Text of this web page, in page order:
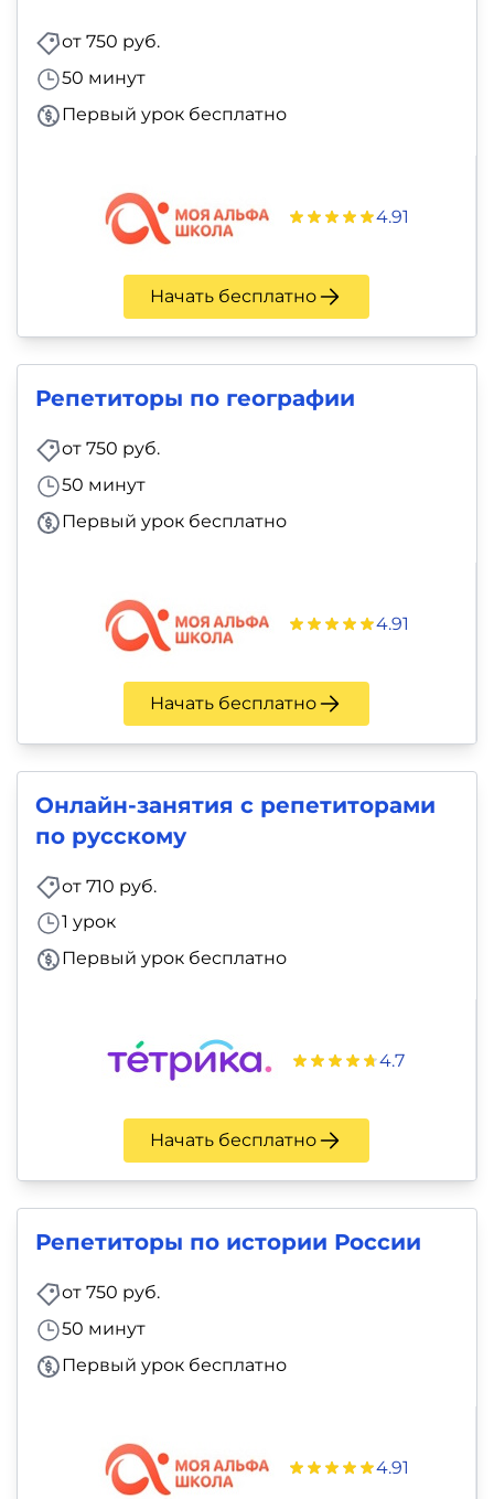
от 750 руб.
50 минут
Первый урок бесплатно
4.91
Начать бесплатно
Репетиторы по географии
от 750 руб.
50 минут
Первый урок бесплатно
4.91
Начать бесплатно
Онлайн-занятия с репетиторами
по русскому
от 710 руб.
1 урок
Первый урок бесплатно
4.7
Начать бесплатно
Репетиторы по истории России
от 750 руб.
50 минут
Первый урок бесплатно
4.91